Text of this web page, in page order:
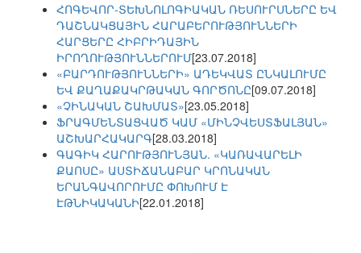
ՀՈԳԵՎՈՐ-ՏԵԽՆՈԼՈԳԻԱԿԱՆ ՌԵՍՈՒՐՍՆԵՐԸ ԵՎ
ԴԱՇՆԱԿՑԱՅԻՆ ՀԱՐԱԲԵՐՈՒԹՅՈՒՆՆԵՐԻ
ՀԱՐՑԵՐԸ ՀԻԲՐԻԴԱՅԻՆ
ԻՐՈՂՈՒԹՅՈՒՆՆԵՐՈՒՄ[23.07.2018]
«ԲԱՐԴՈՒԹՅՈՒՆՆԵՐԻ» ԱԴԵԿՎԱՏ ԸՆԿԱԼՈՒՄԸ
ԵՎ ՔԱՂԱՔԱԿՐԹԱԿԱՆ ԳՈՐԾՈՆԸ[09.07.2018]
«ՉԻՆԱԿԱՆ ՇԱԽՄԱՏ»[23.05.2018]
ՖՐԱԳՄԵՆՏԱՑՎԱԾ ԿԱՄ «ՄԻՆՉՎԵՍՏՖԱԼՅԱՆ»
ԱՇԽԱՐՀԱԿԱՐԳ[28.03.2018]
ԳԱԳԻԿ ՀԱՐՈՒԹՅՈՒՆՅԱՆ. «ԿԱՌԱՎԱՐԵԼԻ
ՔԱՈՍԸ» ԱՍՏԻՃԱՆԱԲԱՐ ԿՐՈՆԱԿԱՆ
ԵՐԱՆԳԱՎՈՐՈՒՄԸ ՓՈԽՈՒՄ Է
ԷԹՆԻԿԱԿԱՆԻ[22.01.2018]